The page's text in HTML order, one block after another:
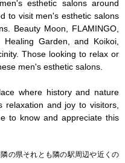
esthetic salons around
to visit men's esthetic salons
Beauty Moon, FLAMINGO,
Garden, and Koikoi,
Those looking to relax or
men's esthetic salons.
where history and nature
relaxation and joy to visitors,
to know and appreciate this
の県それとも隣の駅周辺や近くの